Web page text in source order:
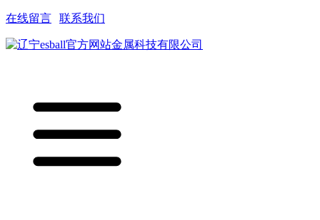
在线留言 联系我们